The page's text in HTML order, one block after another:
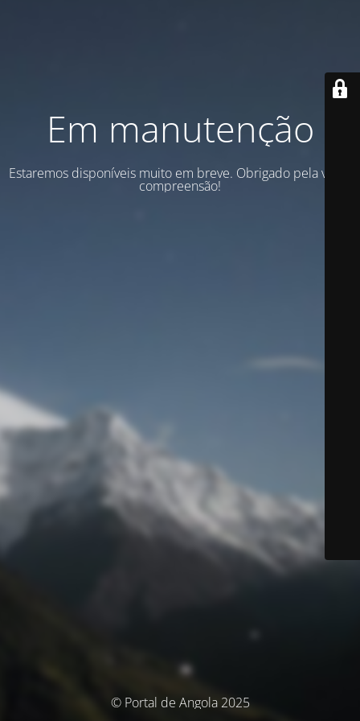
Em manutenção
Estaremos disponíveis muito em breve. Obrigado pela vossa
compreensão!
© Portal de Angola 2025